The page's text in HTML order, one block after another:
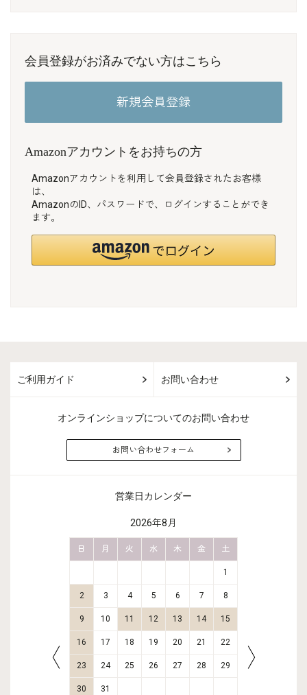
会員登録がお済みでない方はこちら
Amazonアカウントをお持ちの方
Amazonアカウントを利用して会員登録されたお客様
は、
AmazonのID、パスワードで、ログインすることができ
ます。
ご利用ガイド お問い合わせ
オンラインショップについてのお問い合わせ
お問い合わせフォーム
営業日カレンダー
2026年8月
日 月 火 水 木 金 土
1
2 3 4 5 6 7 8
9 10 11 12 13 14 15
16 17 18 19 20 21 22
23 24 25 26 27 28 29
30 31